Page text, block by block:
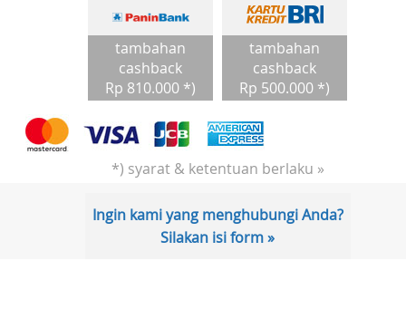
tambahan
cashback
Rp 810.000 *)
tambahan
cashback
Rp 500.000 *)
*) syarat & ketentuan berlaku »
Ingin kami yang menghubungi Anda?
Silakan isi form »